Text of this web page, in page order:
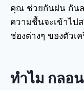
คุณ ช่วยกันฝน กันล
ความชื้นจะเข้าไป
ช่องต่างๆ ของตัวเค
ทำไม กลอ